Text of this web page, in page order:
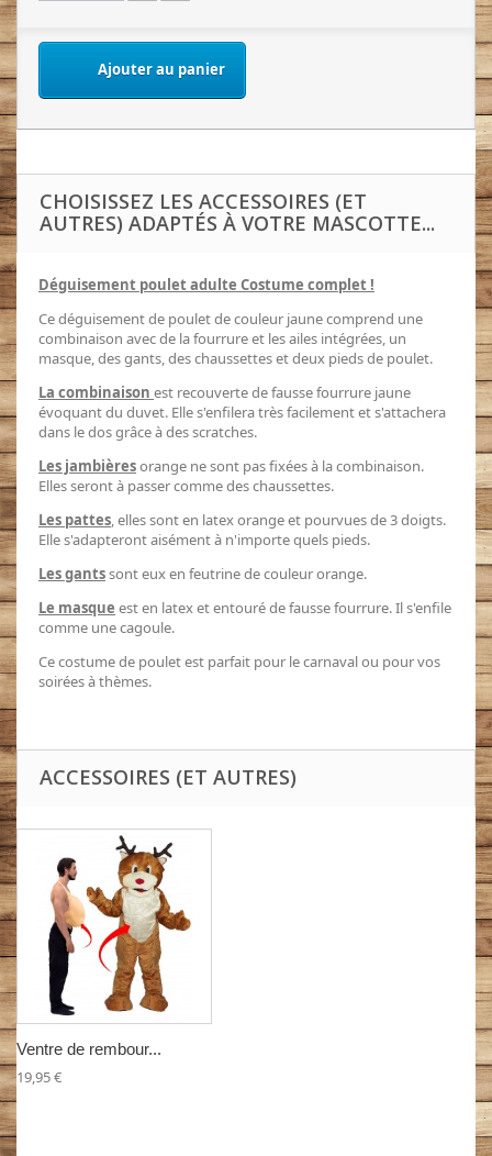
Ajouter au panier
CHOISISSEZ LES ACCESSOIRES (ET
AUTRES) ADAPTÉS À VOTRE MASCOTTE...
Déguisement poulet adulte Costume complet !
Ce déguisement de poulet de couleur jaune comprend une
combinaison avec de la fourrure et les ailes intégrées, un
masque, des gants, des chaussettes et deux pieds de poulet.
La combinaison est recouverte de fausse fourrure jaune
évoquant du duvet. Elle s'enfilera très facilement et s'attachera
dans le dos grâce à des scratches.
Les jambièresorange ne sont pas fixées à la combinaison.
Elles seront à passer comme des chaussettes.
Les pattes, elles sont en latex orange et pourvues de 3 doigts.
Elle s'adapteront aisément à n'importe quels pieds.
Les gantssont eux en feutrine de couleur orange.
Le masque est en latex et entouré de fausse fourrure. Il s'enfile
comme une cagoule.
Ce costume de poulet est parfait pour le carnaval ou pour vos
soirées à thèmes.
ACCESSOIRES (ET AUTRES)
Ventre de rembour...
19,95 €